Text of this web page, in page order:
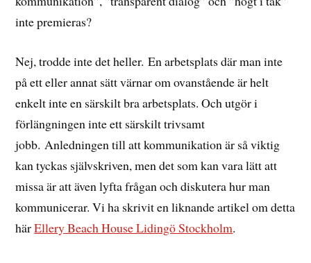
inte premieras?
Nej, trodde inte det heller. En arbetsplats där man inte
på ett eller annat sätt värnar om ovanstående är helt
enkelt inte en särskilt bra arbetsplats. Och utgör i
förlängningen inte ett särskilt trivsamt
jobb. Anledningen till att kommunikation är så viktig
kan tyckas självskriven, men det som kan vara lätt att
missa är att även lyfta frågan och diskutera hur man
kommunicerar. Vi ha skrivit en liknande artikel om detta
härEllery Beach House Lidingö Stockholm.